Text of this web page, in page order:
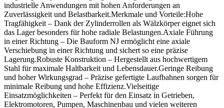
industrielle Anwendungen mit hohen Anforderungen an
Zuverlässigkeit und Belastbarkeit.Merkmale und Vorteile:Hohe
Tragfähigkeit – Dank der Zylinderrollen als Wälzkörper eignet sich
das Lager besonders für hohe radiale Belastungen.Axiale Führung
in einer Richtung – Die Bauform NJ ermöglicht eine axiale
Verschiebung in einer Richtung und sichert so eine präzise
Lagerung.Robuste Konstruktion – Hergestellt aus hochwertigem
Stahl für maximale Haltbarkeit und Lebensdauer.Geringe Reibung
und hoher Wirkungsgrad – Präzise gefertigte Laufbahnen sorgen für
minimale Reibung und hohe Effizienz.Vielseitige
Einsatzmöglichkeiten – Perfekt für den Einsatz in Getrieben,
Elektromotoren, Pumpen, Maschinenbau und vielen weiteren